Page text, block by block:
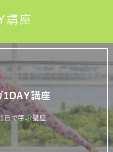
講座
1DAY講座
日で学ぶ講座